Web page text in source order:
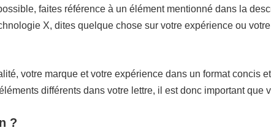
faites référence à un élément mentionné dans la
X, dites quelque chose sur votre expérience ou
votre marque et votre expérience dans un format concis
différents dans votre lettre, il est donc important que
?